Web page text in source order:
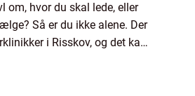
om, hvor du skal lede, eller
Så er du ikke alene. Der
i Risskov, og det kan